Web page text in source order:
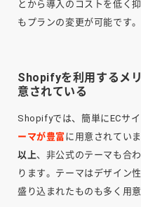
とから導入のコストを低く
もプランの変更が可能です。
Shopifyを利用するメ
意されている
Shopifyでは、簡単にECサ
ーマが豊富 に用意されてい
以上、非公式のテーマも合
ります。テーマはデザイン
盛り込まれたものも多く用